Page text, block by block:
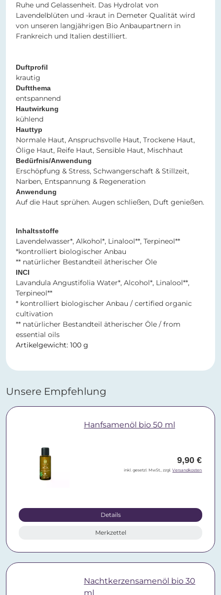
Ruhe und Gelassenheit. Das Hydrolat von
Lavendelblüten und -kraut in Demeter Qualität wird
von unseren langjährigen Bio Anbaupartnern in
Frankreich und Italien destilliert.
Duftprofil
krautig
Duftthema
entspannend
Hautwirkung
kühlend
Hauttyp
Normale Haut, Anspruchsvolle Haut, Trockene Haut,
Ölige Haut, Reife Haut, Sensible Haut, Mischhaut
Bedürfnis/Anwendung
Erschöpfung & Stress, Schwangerschaft & Stillzeit,
Narben, Entspannung & Regeneration
Anwendung
Auf die Haut sprühen. Augen schließen, Duft genießen.
Inhaltsstoffe
Lavendelwasser*, Alkohol*, Linalool**, Terpineol**
*kontrolliert biologischer Anbau
** natürlicher Bestandteil ätherischer Öle
INCI
Lavandula Angustifolia Water*, Alcohol*, Linalool**,
Terpineol**
* kontrolliert biologischer Anbau / certified organic
cultivation
** natürlicher Bestandteil ätherischer Öle / from
essential oils
Artikelgewicht: 100 g
Unsere Empfehlung
Hanfsamenöl bio 50 ml
9,90 €
inkl. gesetzl. MwSt., zzgl.Versandkosten
Details
Merkzettel
Nachtkerzensamenöl bio 30
ml